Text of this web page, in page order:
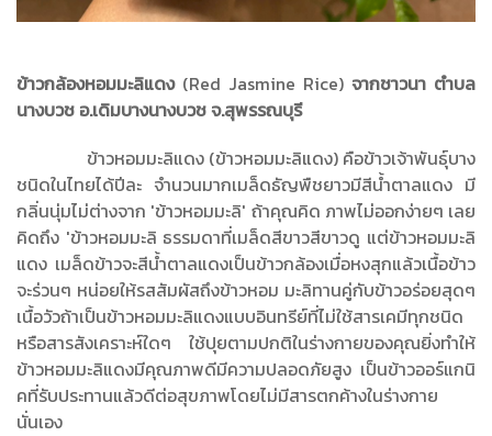
ข้าวกล้องหอมมะลิแดง (Red Jasmine Rice) จากชาวนา ตำบล
นางบวช อ.เดิมบางนางบวช จ.สุพรรณบุรี
ข้าวหอมมะลิแดง (ข้าวหอมมะลิแดง) คือข้าวเจ้าพันธุ์บาง
ชนิดในไทยได้ปีละ จำนวนมากเมล็ดธัญพืชยาวมีสีน้ำตาลแดง มี
กลิ่นนุ่มไม่ต่างจาก 'ข้าวหอมมะลิ' ถ้าคุณคิด ภาพไม่ออกง่ายๆ เลย
คิดถึง 'ข้าวหอมมะลิ ธรรมดาที่เมล็ดสีขาวสีขาวดู แต่ข้าวหอมมะลิ
แดง เมล็ดข้าวจะสีน้ำตาลแดงเป็นข้าวกล้องเมื่อหงสุกแล้วเนื้อข้าว
จะร่วนๆ หน่อยให้รสสัมผัสถึงข้าวหอม มะลิทานคู่กับข้าวอร่อยสุดๆ
เนื้อวัวถ้าเป็นข้าวหอมมะลิแดงแบบอินทรีย์ที่ไม่ใช้สารเคมีทุกชนิด
หรือสารสังเคราะห์ใดๆ ใช้ปุยตามปกติในร่างกายของคุณยิ่งทำให้
ข้าวหอมมะลิแดงมีคุณภาพดีมีความปลอดภัยสูง เป็นข้าวออร์แกนิ
คที่รับประทานแล้วดีต่อสุขภาพโดยไม่มีสารตกค้างในร่างกาย
นั่นเอง